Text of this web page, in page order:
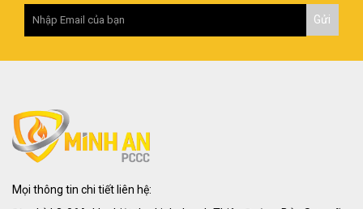
Mọi thông tin chi tiết liên hệ: